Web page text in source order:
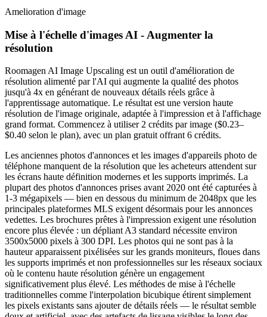
Amelioration d'image
Mise à l'échelle d'images AI - Augmenter la
résolution
Roomagen AI Image Upscaling est un outil d'amélioration de
résolution alimenté par l'AI qui augmente la qualité des photos
jusqu'à 4x en générant de nouveaux détails réels grâce à
l'apprentissage automatique. Le résultat est une version haute
résolution de l'image originale, adaptée à l'impression et à l'affichage
grand format. Commencez à utiliser 2 crédits par image ($0.23–
$0.40 selon le plan), avec un plan gratuit offrant 6 crédits.
Les anciennes photos d'annonces et les images d'appareils photo de
téléphone manquent de la résolution que les acheteurs attendent sur
les écrans haute définition modernes et les supports imprimés. La
plupart des photos d'annonces prises avant 2020 ont été capturées à
1-3 mégapixels — bien en dessous du minimum de 2048px que les
principales plateformes MLS exigent désormais pour les annonces
vedettes. Les brochures prêtes à l'impression exigent une résolution
encore plus élevée : un dépliant A3 standard nécessite environ
3500x5000 pixels à 300 DPI. Les photos qui ne sont pas à la
hauteur apparaissent pixélisées sur les grands moniteurs, floues dans
les supports imprimés et non professionnelles sur les réseaux sociaux
où le contenu haute résolution génère un engagement
significativement plus élevé. Les méthodes de mise à l'échelle
traditionnelles comme l'interpolation bicubique étirent simplement
les pixels existants sans ajouter de détails réels — le résultat semble